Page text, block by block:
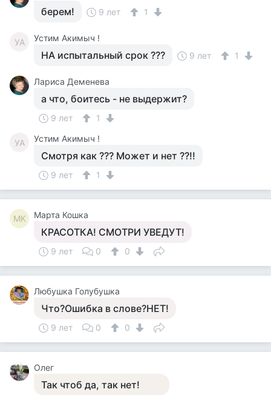
берем! 9 лет 1
УА Устим Акимыч !
НА испытальный срок ??? 9 лет 1
Лариса Деменева
а что, боитесь - не выдержит?
9 лет 1
УА Устим Акимыч !
Смотря как ??? Может и нет ??!!
9 лет 1
МК Марта Кошка
КРАСОТКА! СМОТРИ УВЕДУТ!
9 лет 0 0
Любушка Голубушка
Что?Ошибка в слове?НЕТ!
9 лет 0 0
Олег
Так чтоб да, так нет!